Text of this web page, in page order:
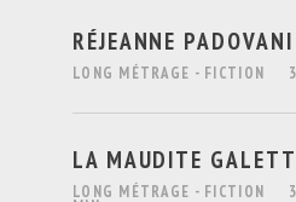
RÉJEANNE PADOVANI
LONG MÉTRAGE - FICTION
LA MAUDITE
LONG MÉTRAGE - FICTION